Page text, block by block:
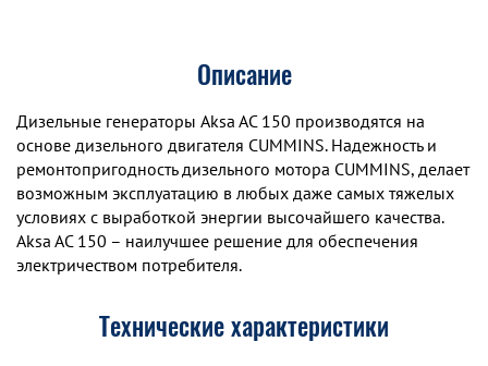
Описание
Дизельные генераторы Aksa AC 150 производятся на
основе дизельного двигателя CUMMINS. Надежность и
ремонтопригодность дизельного мотора CUMMINS, делает
возможным эксплуатацию в любых даже самых тяжелых
условиях с выработкой энергии высочайшего качества.
Aksa AC 150 – наилучшее решение для обеспечения
электричеством потребителя.
Технические характеристики